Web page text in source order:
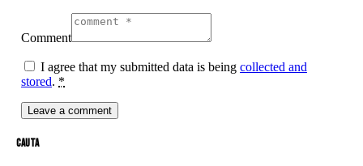
Comment
I agree that my submitted data is being collected and
stored. *
cauta